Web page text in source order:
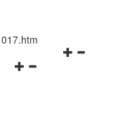
Navigationsmenü